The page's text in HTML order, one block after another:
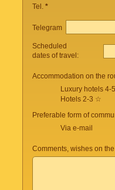
Tel. *
Telegram
Scheduled
dates of travel:
Accommodation on the
Luxury hotels 4-
Hotels 2-3 ☆
Preferable form of
Via e-mail
Comments, wishes on